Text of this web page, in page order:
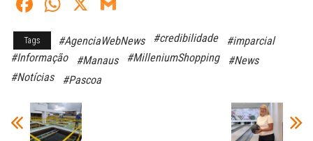
ce
bo
ok
ts
A
ail
Tags #AgenciaWebNews #credibilidade
#imparcial
#Informação
#Manaus #MilleniumShopping
#News
#Notícias
#Pascoa